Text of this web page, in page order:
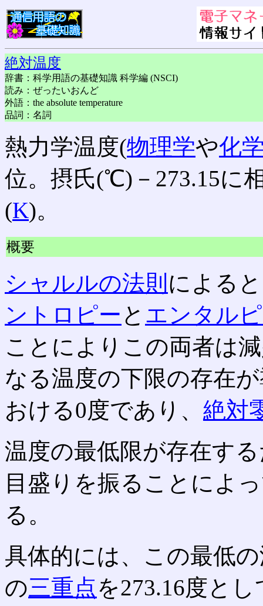
絶対温度
辞書：科学用語の基礎知識 科学編 (NSCI)
読み：ぜったいおんど
外語：the absolute temperature
品詞：名詞
熱力学温度(物理学や化
位。摂氏(℃)－273.15に
(K)。
概要
シャルルの法則 による
ントロピー と エンタル
ことによりこの両者は
なる温度の下限の存在
おける0度であり、 絶対
温度の最低限が存在す
目盛りを振ることによ
る。
具体的には、この最低
の三重点を273.16度と